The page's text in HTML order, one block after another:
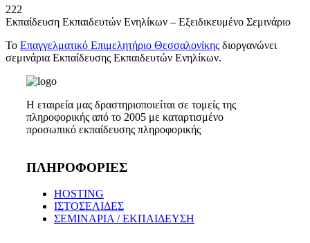
222
Εκπαίδευση Εκπαιδευτών Ενηλίκων – Εξειδικευμένο Σεμινάριο
Το Επαγγελματικό Επιμελητήριο Θεσσαλονίκης διοργανώνει
σεμινάρια Εκπαίδευσης Εκπαιδευτών Ενηλίκων.
Η εταιρεία μας δραστηριοποιείται σε τομείς της
πληροφορικής από το 2005 με καταρτισμένο
προσωπικό εκπαίδευσης πληροφορικής
ΠΛΗΡΟΦΟΡΙΕΣ
HOSTING
ΙΣΤΟΣΕΛΙΔΕΣ
ΣΕΜΙΝΑΡΙΑ / ΕΚΠΑΙΔΕΥΣΗ